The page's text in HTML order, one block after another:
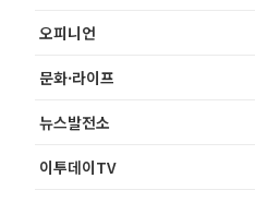
오피니언
문화·라이프
뉴스발전소
이투데이TV